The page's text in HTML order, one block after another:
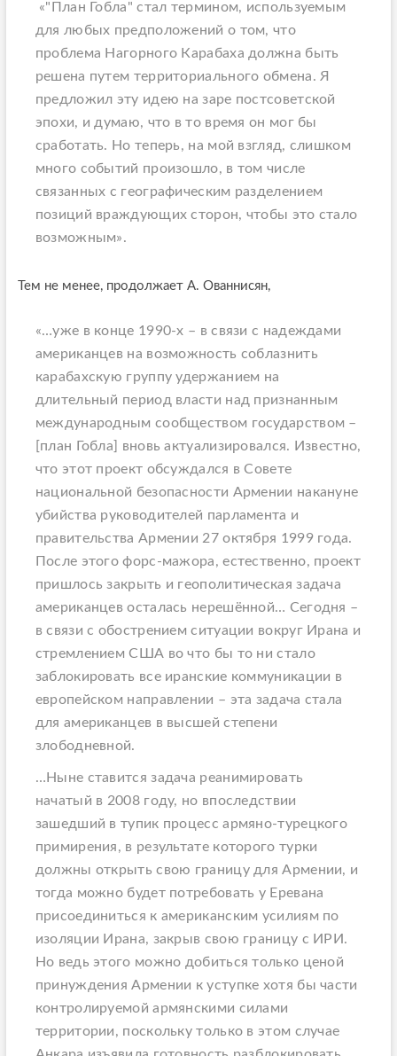
«"План Гобла" стал термином, используемым
для любых предположений о том, что
проблема Нагорного Карабаха должна быть
решена путем территориального обмена. Я
предложил эту идею на заре постсоветской
эпохи, и думаю, что в то время он мог бы
сработать. Но теперь, на мой взгляд, слишком
много событий произошло, в том числе
связанных с географическим разделением
позиций враждующих сторон, чтобы это стало
возможным».
Тем не менее, продолжает А. Ованнисян,
«…уже в конце 1990-х – в связи с надеждами
американцев на возможность соблазнить
карабахскую группу удержанием на
длительный период власти над признанным
международным сообществом государством –
[план Гобла] вновь актуализировался. Известно,
что этот проект обсуждался в Совете
национальной безопасности Армении накануне
убийства руководителей парламента и
правительства Армении 27 октября 1999 года.
После этого форс-мажора, естественно, проект
пришлось закрыть и геополитическая задача
американцев осталась нерешённой… Сегодня –
в связи с обострением ситуации вокруг Ирана и
стремлением США во что бы то ни стало
заблокировать все иранские коммуникации в
европейском направлении – эта задача стала
для американцев в высшей степени
злободневной.
…Ныне ставится задача реанимировать
начатый в 2008 году, но впоследствии
зашедший в тупик процесс армяно-турецкого
примирения, в результате которого турки
должны открыть свою границу для Армении, и
тогда можно будет потребовать у Еревана
присоединиться к американским усилиям по
изоляции Ирана, закрыв свою границу с ИРИ.
Но ведь этого можно добиться только ценой
принуждения Армении к уступке хотя бы части
контролируемой армянскими силами
территории, поскольку только в этом случае